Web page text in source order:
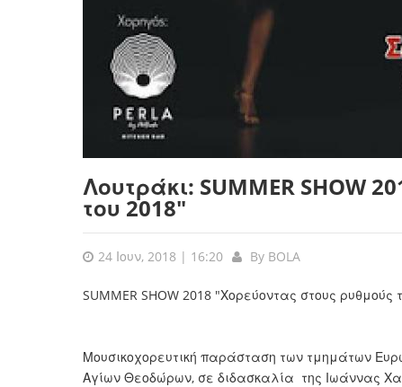
Λουτράκι: SUMMER SHOW
του 2018"
24 Ιουν, 2018 | 16:20 By BOLA
SUMMER SHOW 2018 "Χορεύοντας στους ρυθμούς
Μουσικοχορευτική παράσταση των τμημάτων
Αγίων Θεοδώρων, σε διδασκαλία της Ιωάννας